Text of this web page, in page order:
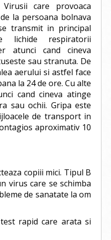
care provoaca
la persoana bolnava
transmit in principal
lichide respiratorii
atunci cand cineva
sau stranuta. De
aerului si astfel face
la 24 de ore. Cu alte
cand cineva atinge
sau ochii. Gripa este
de transport in
aproximativ 10
copiii mici. Tipul B
virus care se schimba
de sanatate la om
rapid care arata si